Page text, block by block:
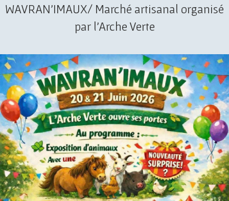
WAVRAN'IMAUX/ Marché artisanal organisé
par l'Arche Verte